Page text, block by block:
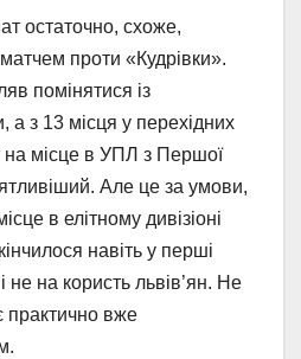
остаточно, схоже,
проти «Кудрівки».
помінятися із
а з 13 місця у перехідних
на місце в УПЛ з Першої
Але це за умови,
в елітному дивізіоні
навіть у перші
не на користь львів’ян. Не
практично вже